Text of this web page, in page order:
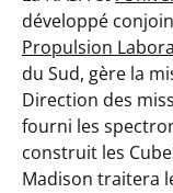
développé
Propulsion
du Sud, gère la
Direction des
fourni les
construit les
Madison traitera